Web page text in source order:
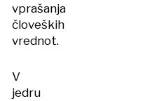
vprašanja
človeških
vrednot.
V
jedru